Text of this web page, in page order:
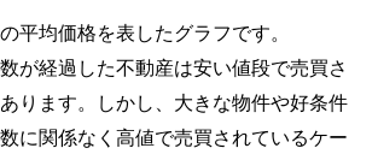
平均価格を表したグラフです。
が経過した不動産は安い値段で売買さ
ります。しかし、大きな物件や好条件
に関係なく高値で売買されているケー